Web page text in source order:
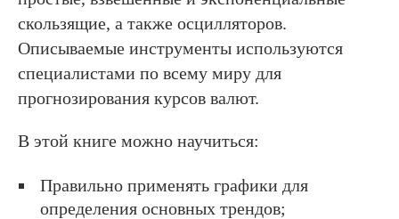
скользящие, а также осцилляторов.
Описываемые инструменты используются
специалистами по всему миру для
прогнозирования курсов валют.
В этой книге можно научиться:
Правильно применять графики для
определения основных трендов;